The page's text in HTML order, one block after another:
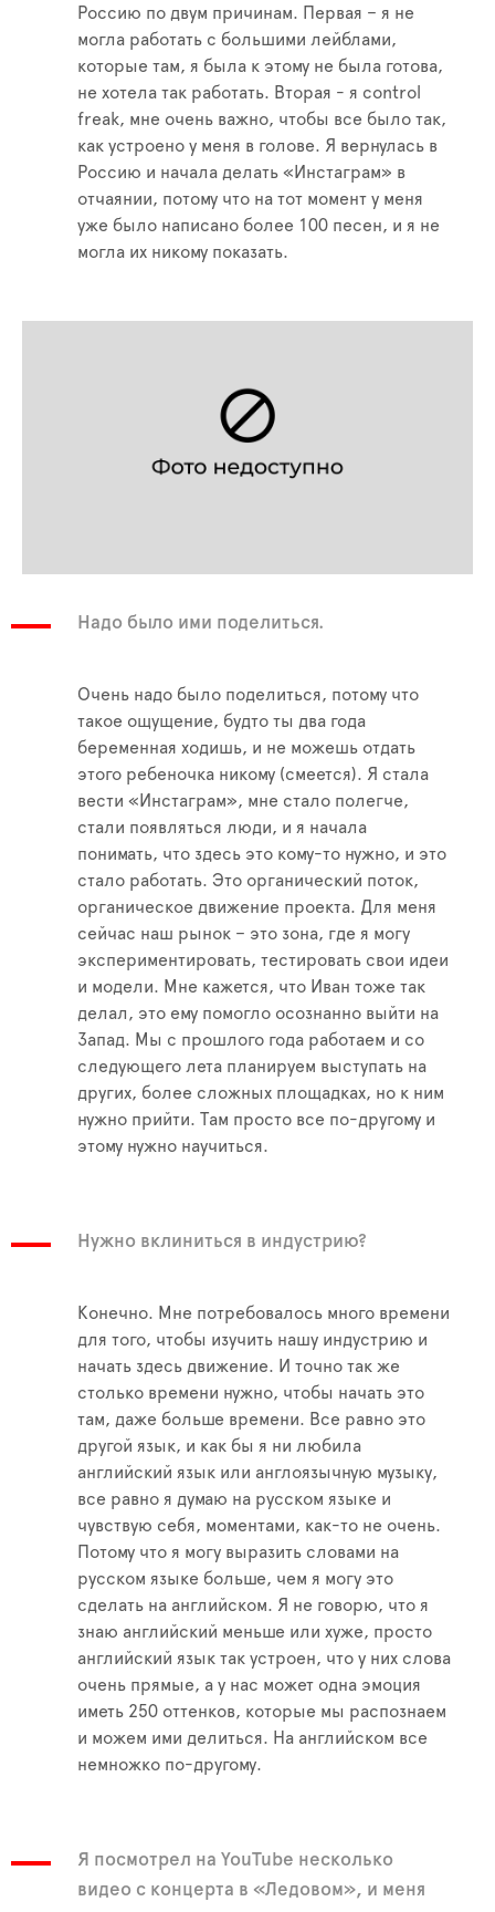
Россию по двум причинам. Первая – я не
могла работать с большими лейблами,
которые там, я была к этому не была готова,
не хотела так работать. Вторая - я control
freak, мне очень важно, чтобы все было так,
как устроено у меня в голове. Я вернулась в
Россию и начала делать «Инстаграм» в
отчаянии, потому что на тот момент у меня
уже было написано более 100 песен, и я не
могла их никому показать.
Надо было ими поделиться.
Очень надо было поделиться, потому что
такое ощущение, будто ты два года
беременная ходишь, и не можешь отдать
этого ребеночка никому (смеется). Я стала
вести «Инстаграм», мне стало полегче,
стали появляться люди, и я начала
понимать, что здесь это кому-то нужно, и это
стало работать. Это органический поток,
органическое движение проекта. Для меня
сейчас наш рынок – это зона, где я могу
экспериментировать, тестировать свои идеи
и модели. Мне кажется, что Иван тоже так
делал, это ему помогло осознанно выйти на
Запад. Мы с прошлого года работаем и со
следующего лета планируем выступать на
других, более сложных площадках, но к ним
нужно прийти. Там просто все по-другому и
этому нужно научиться.
Нужно вклиниться в индустрию?
Конечно. Мне потребовалось много времени
для того, чтобы изучить нашу индустрию и
начать здесь движение. И точно так же
столько времени нужно, чтобы начать это
там, даже больше времени. Все равно это
другой язык, и как бы я ни любила
английский язык или англоязычную музыку,
все равно я думаю на русском языке и
чувствую себя, моментами, как-то не очень.
Потому что я могу выразить словами на
русском языке больше, чем я могу это
сделать на английском. Я не говорю, что я
знаю английский меньше или хуже, просто
английский язык так устроен, что у них слова
очень прямые, а у нас может одна эмоция
иметь 250 оттенков, которые мы распознаем
и можем ими делиться. На английском все
немножко по-другому.
Я посмотрел на YouTube несколько
видео с концерта в «Ледовом», и меня